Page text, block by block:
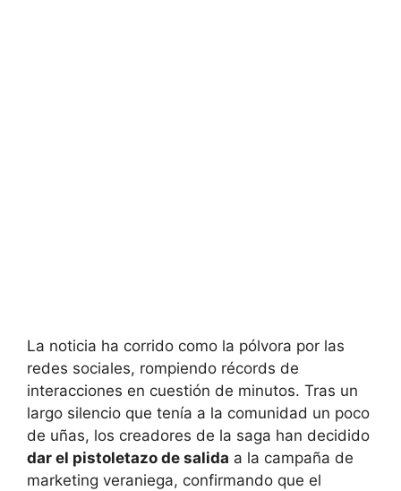
La noticia ha corrido como la pólvora por las
redes sociales, rompiendo récords de
interacciones en cuestión de minutos. Tras un
largo silencio que tenía a la comunidad un poco
de uñas, los creadores de la saga han decidido
dar el pistoletazo de salida a la campaña de
marketing veraniega, confirmando que el